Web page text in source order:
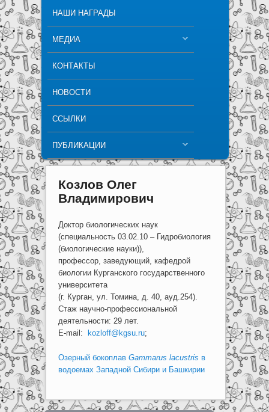
НАШИ НАГРАДЫ
МЕДИА
КОНТАКТЫ
НОВОСТИ
ССЫЛКИ
ПУБЛИКАЦИИ
Козлов Олег
Владимирович
Доктор биологических наук
(специальность 03.02.10 – Гидробиология
(биологические науки)),
профессор, заведующий, кафедрой
биологии Курганского государственного
университета
(г. Курган, ул. Томина, д. 40, ауд.254).
Стаж научно-профессиональной
деятельности: 29 лет.
E-mail: kozloff@kgsu.ru;
Озерный бокоплав Gammarus lacustris в
водоемах Западной Сибири и Башкирии